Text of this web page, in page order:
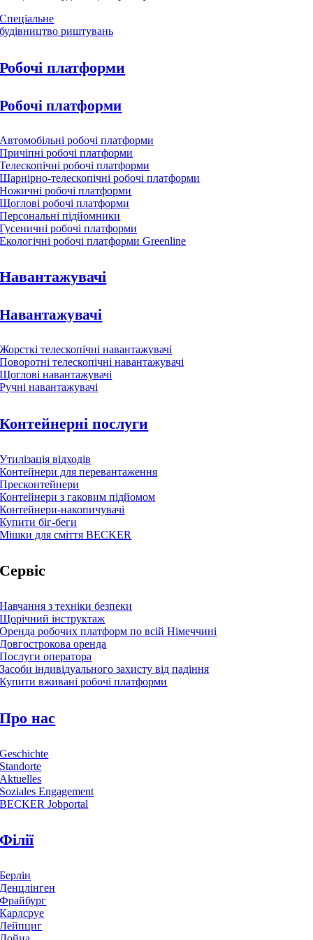
Спеціальне
будівництво риштувань
Робочі платформи
Робочі платформи
Автомобільні робочі платформи
Причіпні робочі платформи
Телескопічні робочі платформи
Шарнірно-телескопічні робочі платформи
Ножичні робочі платформи
Щоглові робочі платформи
Персональні підйомники
Гусеничні робочі платформи
Екологічні робочі платформи Greenline
Навантажувачі
Навантажувачі
Жорсткі телескопічні навантажувачі
Поворотні телескопічні навантажувачі
Щоглові навантажувачі
Ручні навантажувачі
Контейнерні послуги
Утилізація відходів
Контейнери для перевантаження
Пресконтейнери
Контейнери з гаковим підйомом
Контейнери-накопичувачі
Купити біг-беги
Мішки для сміття BECKER
Сервіс
Навчання з техніки безпеки
Щорічний інструктаж
Оренда робочих платформ по всій Німеччині
Довгострокова оренда
Послуги оператора
Засоби індивідуального захисту від падіння
Купити вживані робочі платформи
Про нас
Geschichte
Standorte
Aktuelles
Soziales Engagement
BECKER Jobportal
Філії
Берлін
Денцлінген
Фрайбург
Карлсруе
Лейпциг